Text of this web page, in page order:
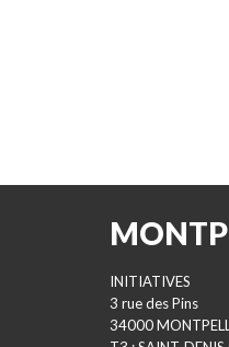
INITIATIVES
3 rue des Pins
34000